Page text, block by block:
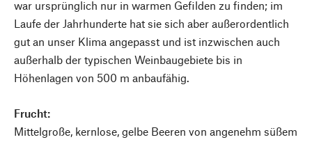
war ursprünglich nur in warmen Gefilden zu finden; im
Laufe der Jahrhunderte hat sie sich aber außerordentlich
gut an unser Klima angepasst und ist inzwischen auch
außerhalb der typischen Weinbaugebiete bis in
Höhenlagen von 500 m anbaufähig.
Frucht:
Mittelgroße, kernlose, gelbe Beeren von angenehm süßem